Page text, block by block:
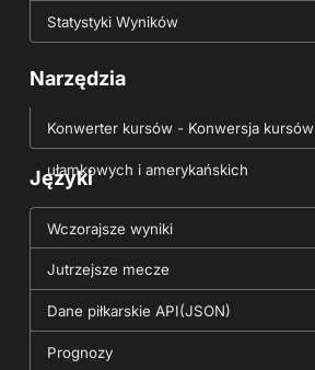
Statystyki Wyników
Narzędzia
Konwerter kursów - Konwersja
ułamkowych i amerykańskich
Języki
Wczorajsze wyniki
Jutrzejsze mecze
Dane piłkarskie API(JSON)
Prognozy